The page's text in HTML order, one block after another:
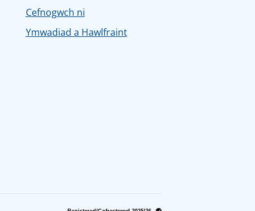
Cefnogwch ni
Ymwadiad a Hawlfraint